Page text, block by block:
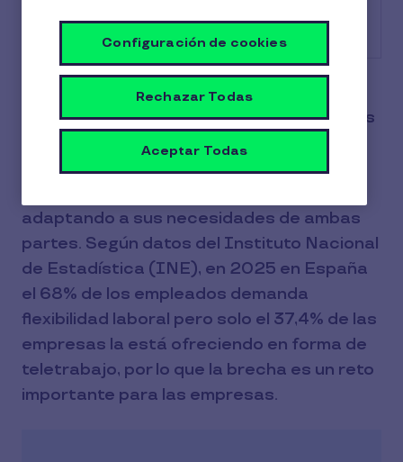
Tabla de contenido
La flexibilidad laboral es la capacidad de
adaptación que ofrece una empresa a sus
empleados con respecto a diferentes
aspectos de su jornada (horario, lugar de
adaptando a sus necesidades de ambas
partes. Según datos del Instituto Nacional
de Estadística (INE), en 2025 en España
el 68% de los empleados demanda
flexibilidad laboral pero solo el 37,4% de las
empresas la está ofreciendo en forma de
teletrabajo, por lo que la brecha es un reto
importante para las empresas.
Configuración de cookies
Rechazar Todas
Aceptar Todas